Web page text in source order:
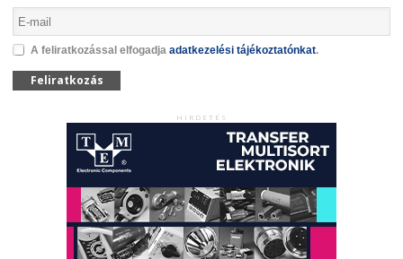
A feliratkozással elfogadja adatkezelési tájékoztatónkat.
Feliratkozás
HIRDETÉS